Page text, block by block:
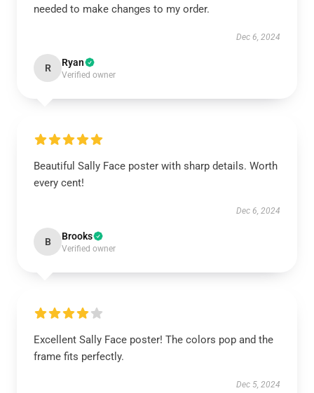
needed to make changes to my order.
Dec 6, 2024
R Ryan
Verified owner
Beautiful Sally Face poster with sharp details. Worth
every cent!
Dec 6, 2024
B Brooks
Verified owner
Excellent Sally Face poster! The colors pop and the
frame fits perfectly.
Dec 5, 2024